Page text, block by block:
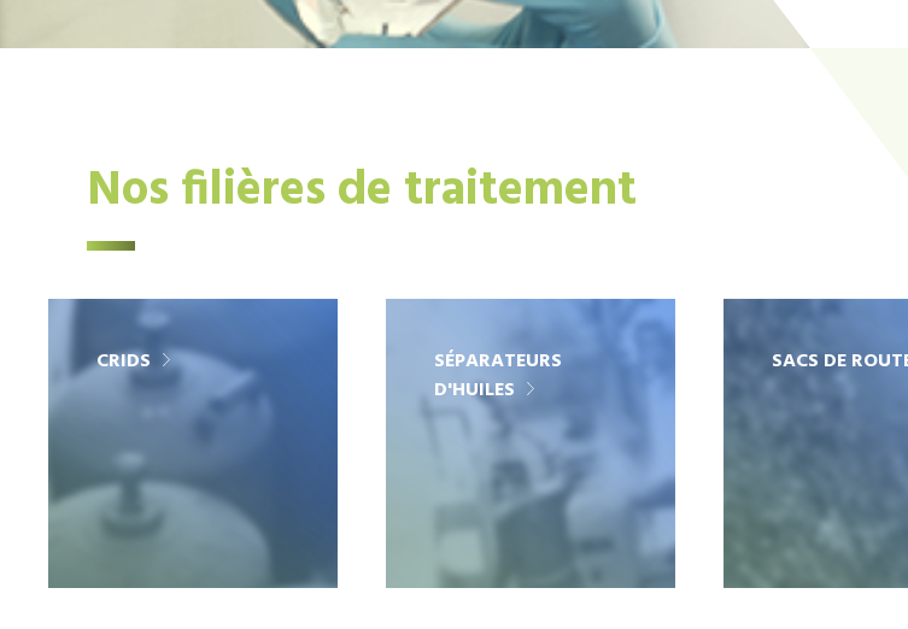
Nos filières de traitement
CRIDS
SÉPARATEURS
D'HUILES
SACS DE